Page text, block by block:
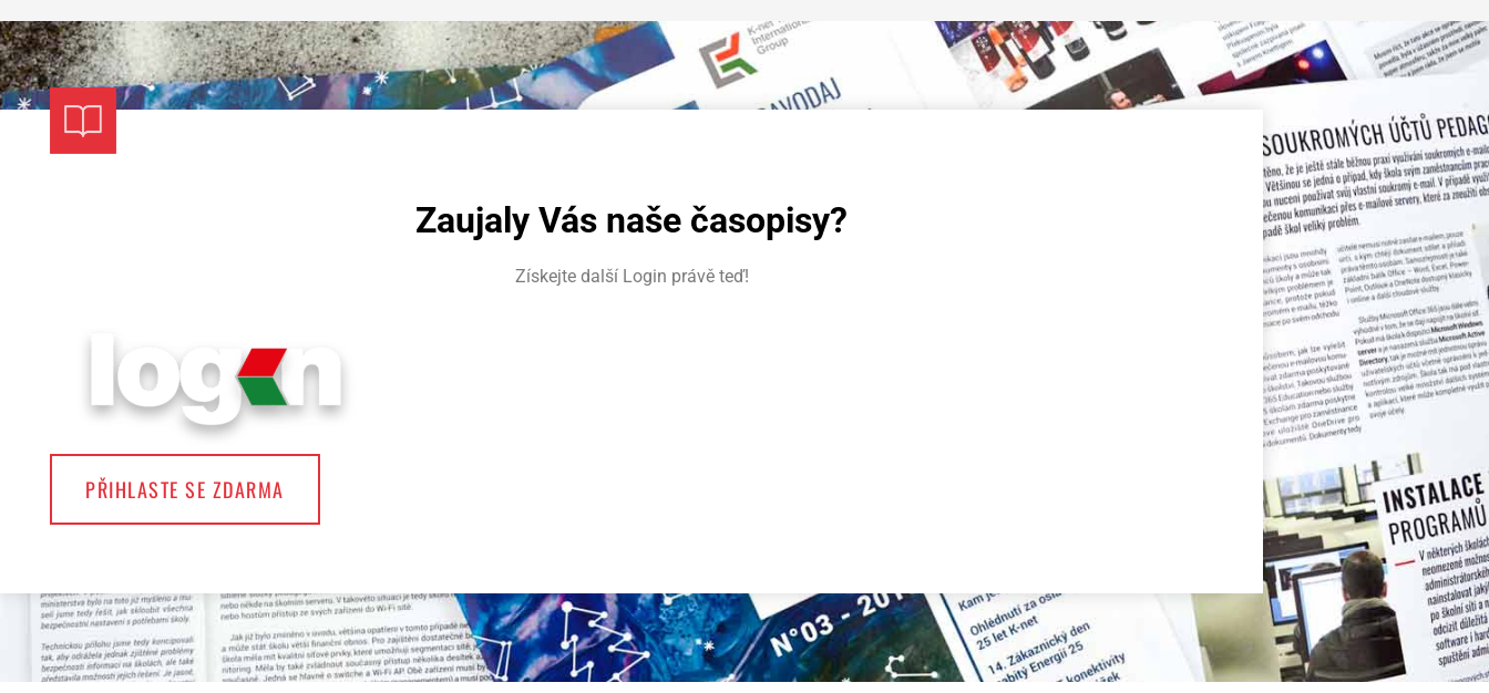
Zaujaly Vás naše časopisy?​
Získejte další Login právě teď!
PŘIHLASTE SE ZDARMA